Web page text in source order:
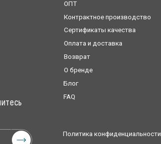
Публичная оферта